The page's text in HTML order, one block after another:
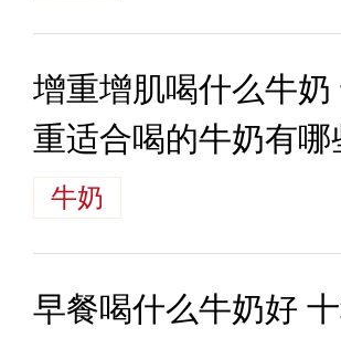
增重增肌喝什么牛
重适合喝的牛奶有哪
牛奶
早餐喝什么牛奶好